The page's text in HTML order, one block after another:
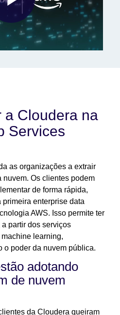
Play
a Cloudera na
Services
as organizações a extrair
nuvem. Os clientes podem
de forma rápida,
enterprise data
AWS. Isso permite ter
partir dos serviços
learning,
o poder da nuvem pública.
adotando
de nuvem
da Cloudera queiram